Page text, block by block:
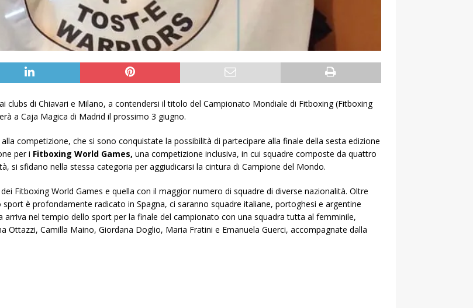
clubs di Chiavari e Milano, a contendersi il titolo del Campionato Mondiale di Fitboxing (Fitboxing
a Caja Magica di Madrid il prossimo 3 giugno.
competizione, che si sono conquistate la possibilità di partecipare alla finale della sesta edizione
per i Fitboxing World Games, una competizione inclusiva, in cui squadre composte da quattro
si sfidano nella stessa categoria per aggiudicarsi la cintura di Campione del Mondo.
Fitboxing World Games e quella con il maggior numero di squadre di diverse nazionalità. Oltre
è profondamente radicato in Spagna, ci saranno squadre italiane, portoghesi e argentine
arriva nel tempio dello sport per la finale del campionato con una squadra tutta al femminile,
Ottazzi, Camilla Maino, Giordana Doglio, Maria Fratini e Emanuela Guerci, accompagnate dalla